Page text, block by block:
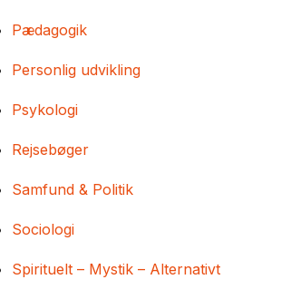
Pædagogik
Personlig udvikling
Psykologi
Rejsebøger
Samfund & Politik
Sociologi
Spirituelt – Mystik – Alternativt